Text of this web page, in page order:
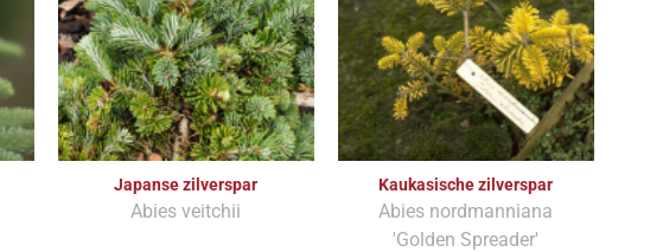
Japanse zilverspar
Abies veitchii
Kaukasische zilverspar
Abies nordmanniana
'Golden Spreader'